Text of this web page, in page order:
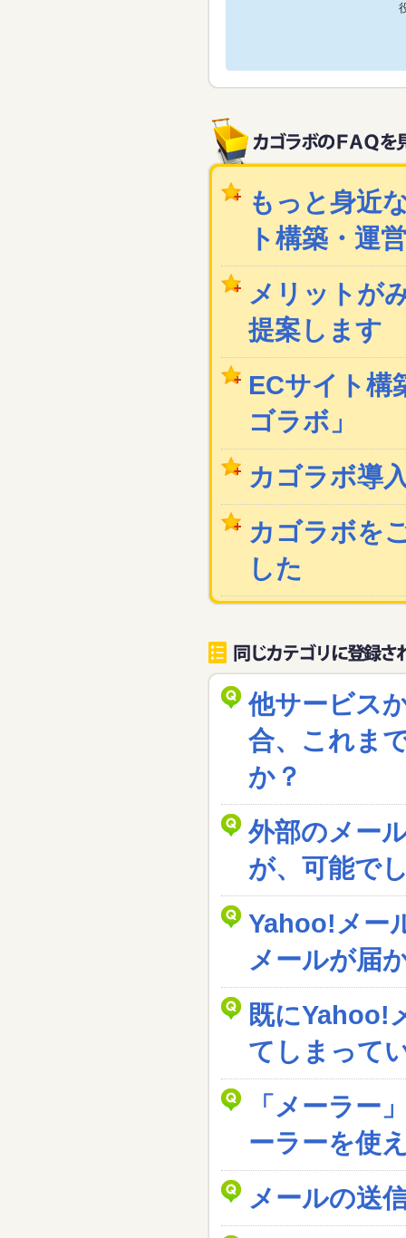
もっと身近
ト構築・運
メリットが
提案します
ECサイト構
ゴラボ」
カゴラボ導
カゴラボを
した
他サービス
合、これま
か？
外部のメー
が、可能で
Yahoo!メー
メールが届
既にYahoo!
てしまって
「メーラー
ーラーを使
メールの送